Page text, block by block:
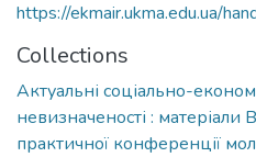
https://ekmair.ukma.edu.ua/
Collections
Актуальні соціально-
невизначеності : матеріали
практичної конференції